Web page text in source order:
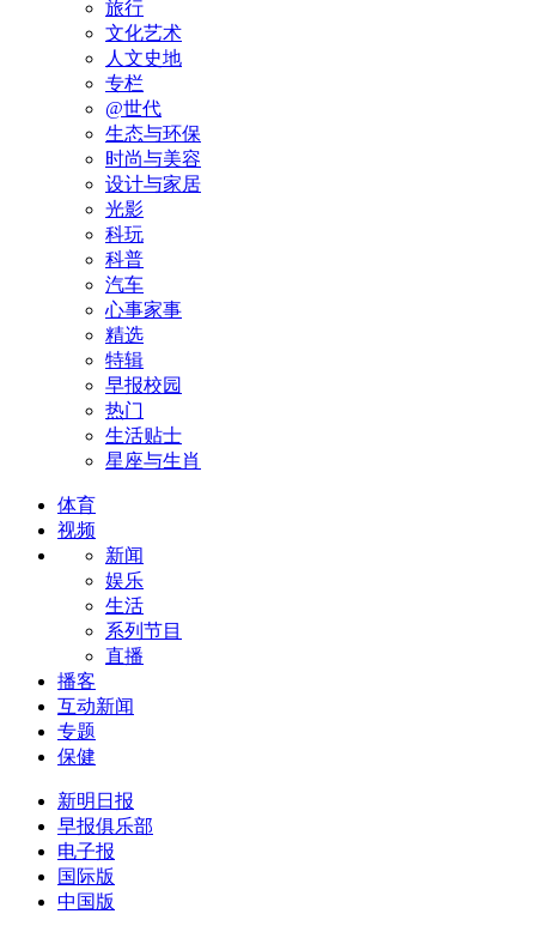
旅行
文化艺术
人文史地
专栏
@世代
生态与环保
时尚与美容
设计与家居
光影
科玩
科普
汽车
心事家事
精选
特辑
早报校园
热门
生活贴士
星座与生肖
体育
视频
新闻
娱乐
生活
系列节目
直播
播客
互动新闻
专题
保健
新明日报
早报俱乐部
电子报
国际版
中国版